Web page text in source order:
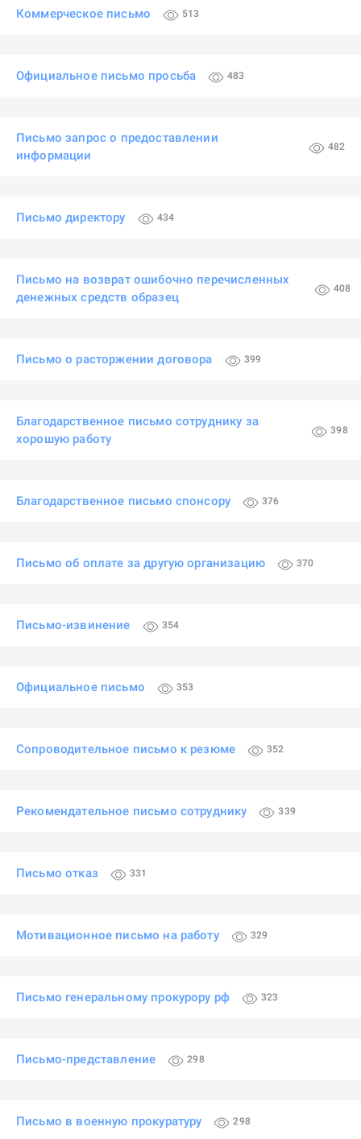
Коммерческое письмо 513
Официальное письмо просьба 483
Письмо запрос о предоставлении
информации
482
Письмо директору 434
Письмо на возврат ошибочно перечисленных
денежных средств образец
408
Письмо о расторжении договора 399
Благодарственное письмо сотруднику за
хорошую работу
398
Благодарственное письмо спонсору 376
Письмо об оплате за другую организацию 370
Письмо-извинение 354
Официальное письмо 353
Сопроводительное письмо к резюме 352
Рекомендательное письмо сотруднику 339
Письмо отказ 331
Мотивационное письмо на работу 329
Письмо генеральному прокурору рф 323
Письмо-представление 298
Письмо в военную прокуратуру 298